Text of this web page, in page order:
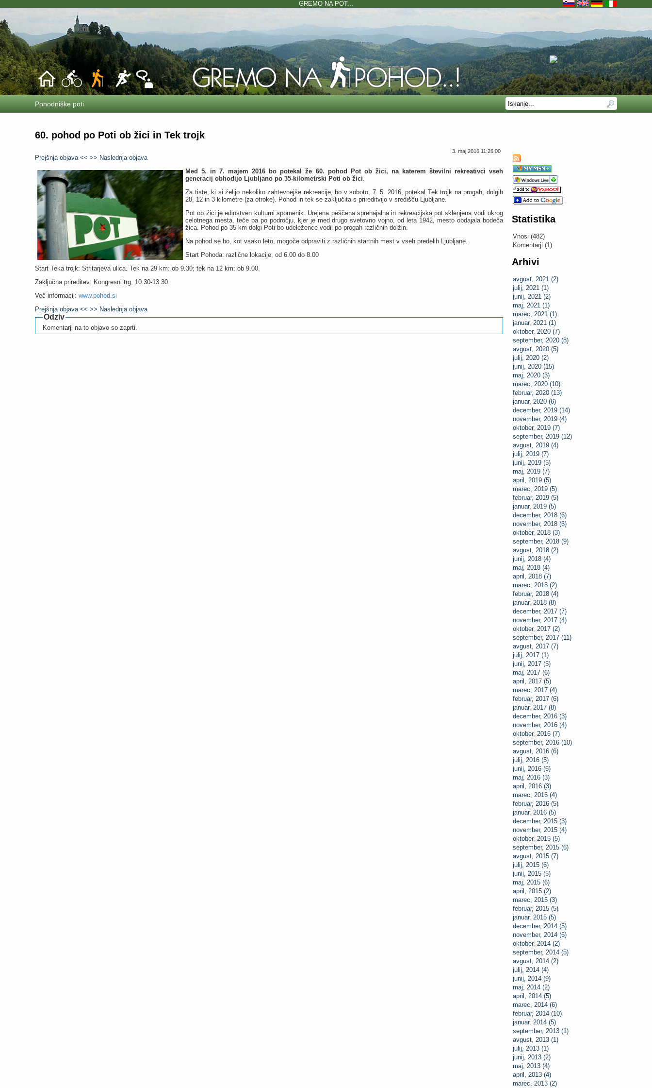
GREMO NA POT...
Pohodniške poti
60. pohod po Poti ob žici in Tek trojk
Statistika
Vnosi (482)
Komentarji (1)
Arhivi
avgust, 2021 (2)
julij, 2021 (1)
junij, 2021 (2)
maj, 2021 (1)
marec, 2021 (1)
januar, 2021 (1)
oktober, 2020 (7)
september, 2020 (8)
avgust, 2020 (5)
julij, 2020 (2)
junij, 2020 (15)
maj, 2020 (3)
marec, 2020 (10)
februar, 2020 (13)
januar, 2020 (6)
december, 2019 (14)
november, 2019 (4)
oktober, 2019 (7)
september, 2019 (12)
avgust, 2019 (4)
julij, 2019 (7)
junij, 2019 (5)
maj, 2019 (7)
april, 2019 (5)
marec, 2019 (5)
februar, 2019 (5)
januar, 2019 (5)
december, 2018 (6)
november, 2018 (6)
oktober, 2018 (3)
september, 2018 (9)
avgust, 2018 (2)
junij, 2018 (4)
maj, 2018 (4)
april, 2018 (7)
marec, 2018 (2)
februar, 2018 (4)
januar, 2018 (8)
december, 2017 (7)
november, 2017 (4)
oktober, 2017 (2)
september, 2017 (11)
avgust, 2017 (7)
julij, 2017 (1)
junij, 2017 (5)
maj, 2017 (6)
april, 2017 (5)
marec, 2017 (4)
februar, 2017 (6)
januar, 2017 (8)
december, 2016 (3)
november, 2016 (4)
oktober, 2016 (7)
september, 2016 (10)
avgust, 2016 (6)
julij, 2016 (5)
junij, 2016 (6)
maj, 2016 (3)
april, 2016 (3)
marec, 2016 (4)
februar, 2016 (5)
januar, 2016 (5)
december, 2015 (3)
november, 2015 (4)
oktober, 2015 (5)
september, 2015 (6)
avgust, 2015 (7)
julij, 2015 (6)
junij, 2015 (5)
maj, 2015 (6)
april, 2015 (2)
marec, 2015 (3)
februar, 2015 (5)
januar, 2015 (5)
december, 2014 (5)
november, 2014 (6)
oktober, 2014 (2)
september, 2014 (5)
avgust, 2014 (2)
julij, 2014 (4)
junij, 2014 (9)
maj, 2014 (2)
april, 2014 (5)
marec, 2014 (6)
februar, 2014 (10)
januar, 2014 (5)
september, 2013 (1)
avgust, 2013 (1)
julij, 2013 (1)
junij, 2013 (2)
maj, 2013 (4)
april, 2013 (4)
marec, 2013 (2)
3. maj 2016 11:26:00
Prejšnja objava << >> Naslednja objava
Med 5. in 7. majem 2016 bo potekal že 60. pohod Pot ob žici, na katerem številni rekreativci vseh
generacij obhodijo Ljubljano po 35-kilometrski Poti ob žici.
Za tiste, ki si želijo nekoliko zahtevnejše rekreacije, bo v soboto, 7. 5. 2016, potekal Tek trojk na progah, dolgih
28, 12 in 3 kilometre (za otroke). Pohod in tek se zaključita s prireditvijo v središču Ljubljane.
Pot ob žici je edinstven kulturni spomenik. Urejena peščena sprehajalna in rekreacijska pot sklenjena vodi okrog
celotnega mesta, teče pa po področju, kjer je med drugo svetovno vojno, od leta 1942, mesto obdajala bodeča
žica. Pohod po 35 km dolgi Poti bo udeležence vodil po progah različnih dolžin.
Na pohod se bo, kot vsako leto, mogoče odpraviti z različnih startnih mest v vseh predelih Ljubljane.
Start Pohoda: različne lokacije, od 6.00 do 8.00
Start Teka trojk: Stritarjeva ulica. Tek na 29 km: ob 9.30; tek na 12 km: ob 9.00.
Zaključna prireditev: Kongresni trg, 10.30-13.30.
Več informacij: www.pohod.si
Prejšnja objava << >> Naslednja objava
Odziv
Komentarji na to objavo so zaprti.